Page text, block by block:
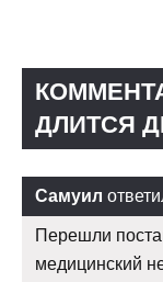
ДЛИТСЯ
Самуил
Перешли
медицинский